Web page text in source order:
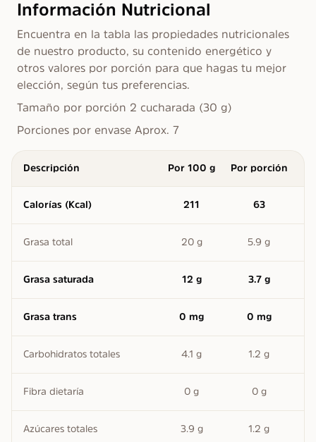
Información Nutricional
Encuentra en la tabla las propiedades nutricionales
de nuestro producto, su contenido energético y
otros valores por porción para que hagas tu mejor
elección, según tus preferencias.
Tamaño por porción 2 cucharada (30 g)
Porciones por envase Aprox. 7
Descripción Por 100 g Por porción
Calorías (Kcal) 211 63
Grasa total 20 g 5.9 g
Grasa saturada 12 g 3.7 g
Grasa trans 0 mg 0 mg
Carbohidratos totales 4.1 g 1.2 g
Fibra dietaría 0 g 0 g
Azúcares totales 3.9 g 1.2 g